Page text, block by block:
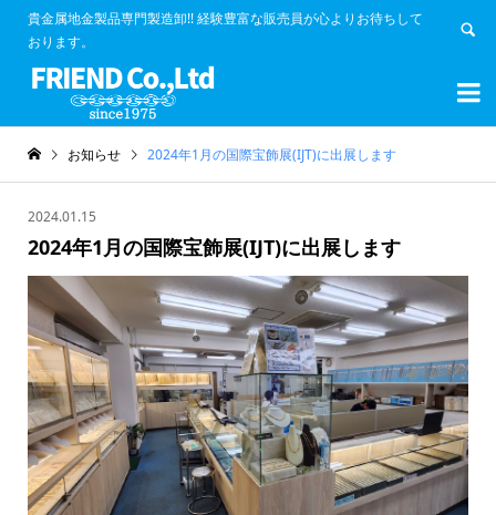
貴金属地金製品専門製造卸!! 経験豊富な販売員が心よりお待ちして
おります。


お知らせ 2024年1月の国際宝飾展(IJT)に出展します
2024.01.15
2024年1月の国際宝飾展(IJT)に出展します